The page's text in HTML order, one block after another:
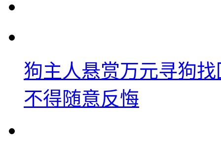
狗主人悬赏万元寻狗
不得随意反悔